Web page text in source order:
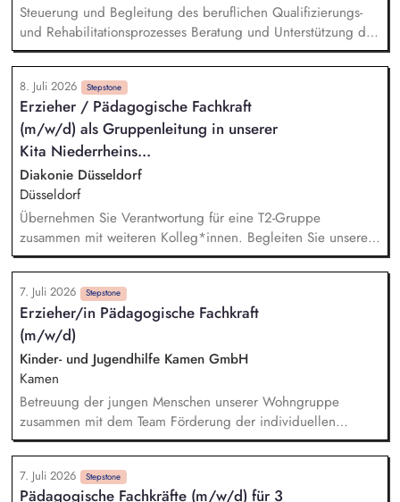
Steuerung und Begleitung des beruflichen Qualifizierungs-
und Rehabilitationsprozesses Beratung und Unterstützung der
Teilnehmenden in persönlichen, sozialen und beruflichen
Fragestellungen Unterstützung bei Krisen- und
Belastungssituationen sowie Entwicklung individueller
Perspektiven Planung und Begleitung individueller Förder-
und Coachingprozesse Zusammenarbeit mit
Kostenträgern/Reha-Trägern, Betrieben, Beratungsstellen und
weiteren Netzwerkpartnern
8. Juli 2026 Stepstone
Erzieher / Pädagogische Fachkraft
(m/w/d) als Gruppenleitung in unserer
Kita Niederrheins...
Diakonie Düsseldorf
Düsseldorf
Übernehmen Sie Verantwortung für eine T2-Gruppe
zusammen mit weiteren Kolleg*innen. Begleiten Sie unsere
Kinder im Alter von 0–3 Jahren in ihrer Entwicklung, und
gestalten Sie mit ihnen pädagogische Prozesse und
bereichern Sie die offen gestaltete Pädagogik in der
Einrichtung. Berücksichtigen Sie die Wünsche, Interessen
und Fähigkeiten der Kinder in der pädagogischen Arbeit. Sie
wirken an einer starken und verlässlichen partnerschaftlichen
Elternarbeit mit.
7. Juli 2026 Stepstone
Erzieher/in Pädagogische Fachkraft
(m/w/d)
Kinder- und Jugendhilfe Kamen GmbH
Kamen
Betreuung der jungen Menschen unserer Wohngruppe
zusammen mit dem Team Förderung der individuellen
Entwicklungsprozesse sowie sozialen Kompetenzen der
Kinder und Jugendlichen Mit Ihrer beruflichen Expertise
fördern Sie ein möglichst harmonisches Umfeld für die
7. Juli 2026 Stepstone
Pädagogische Fachkräfte (m/w/d) für 3